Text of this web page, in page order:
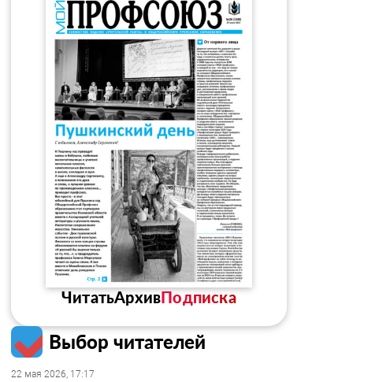
ЧитатьАрхивПодписка
Выбор читателей
22 мая 2026, 17:17